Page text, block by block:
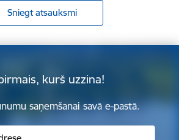
Sniegt atsauksmi
kurš uzzina!
saņemšanai savā e-pastā.